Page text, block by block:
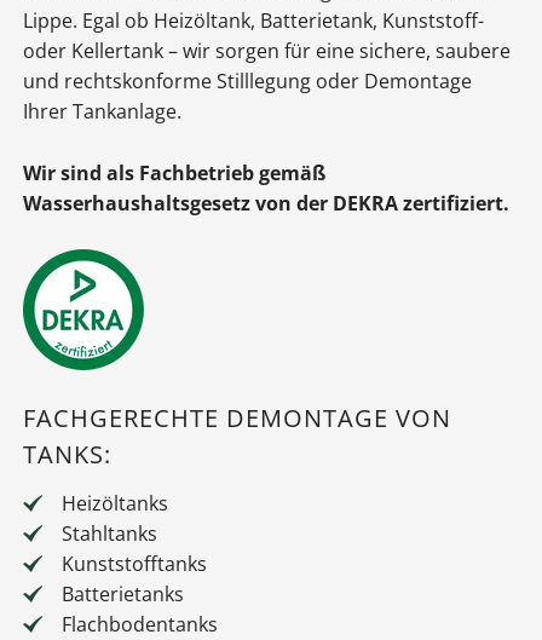
Lippe. Egal ob Heizöltank, Batterietank, Kunststoff-
oder Kellertank – wir sorgen für eine sichere, saubere
und rechtskonforme Stilllegung oder Demontage
Ihrer Tankanlage.
Wir sind als Fachbetrieb gemäß
Wasserhaushaltsgesetz von der DEKRA zertifiziert.
FACHGERECHTE DEMONTAGE VON
TANKS:
Heizöltanks
Stahltanks
Kunststofftanks
Batterietanks
Flachbodentanks